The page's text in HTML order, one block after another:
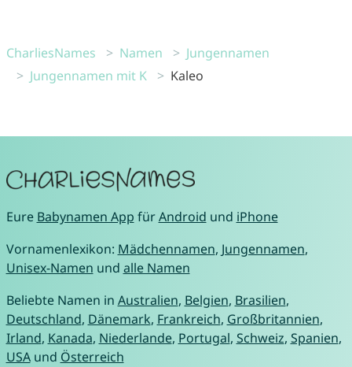
CharliesNames Namen
Jungennamen
Jungennamen mit K
Kaleo
Eure Babynamen App fürAndroid und iPhone
Vornamenlexikon: Mädchennamen, Jungennamen,
Unisex-Namen und alle Namen
Beliebte Namen in Australien, Belgien, Brasilien,
Deutschland, Dänemark, Frankreich, Großbritannien,
Irland, Kanada, Niederlande, Portugal, Schweiz, Spanien,
USAund Österreich